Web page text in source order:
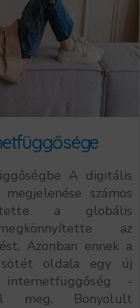
A digitális
számos
a globális
az
Azonban ennek a
sötét oldala egy új
-
meg. Bonyolult